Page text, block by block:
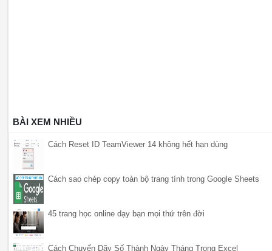
BÀI XEM NHIỀU
Cách Reset ID TeamViewer 14 không hết hạn dùng
Cách sao chép copy toàn bộ trang tính trong Google Sheets
45 trang học online dạy bạn mọi thứ trên đời
Cách Chuyển Dãy Số Thành Ngày Tháng Trong Excel